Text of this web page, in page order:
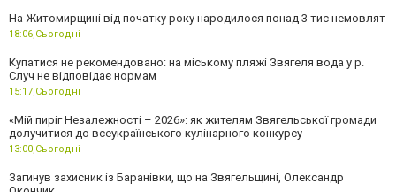
На Житомирщині від початку року народилося понад 3 тис немовлят
18:06,Сьогодні
Купатися не рекомендовано: на міському пляжі Звягеля вода у р.
Случ не відповідає нормам
15:17,Сьогодні
«Мій пиріг Незалежності – 2026»: як жителям Звягельської громади
долучитися до всеукраїнського кулінарного конкурсу
13:00,Сьогодні
Загинув захисник із Баранівки, що на Звягельщині, Олександр